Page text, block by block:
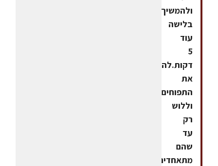
ולהמשיך
בלישה
עוד
5
דקות.להוסיף
את
התפוחים
וללוש
רק
עד
שהם
מתאחדים